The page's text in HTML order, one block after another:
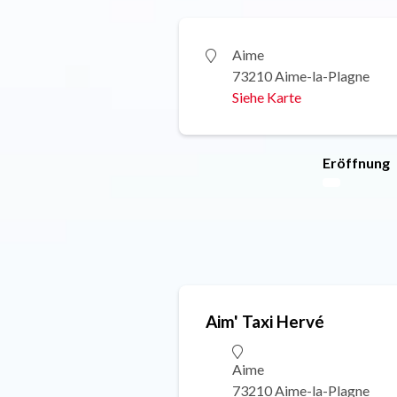
Aime
73210 Aime-la-Plagne
Siehe Karte
Eröffnung
Aim' Taxi Hervé
Aime
73210 Aime-la-Plagne